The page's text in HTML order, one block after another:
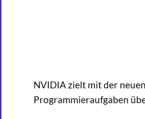
NVIDIA zielt mit der
Programmieraufgaben